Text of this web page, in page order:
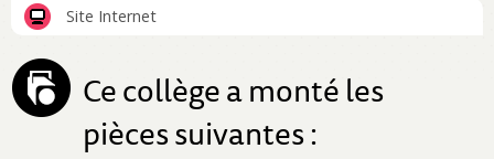
Site Internet
Ce collège a monté les
pièces suivantes :